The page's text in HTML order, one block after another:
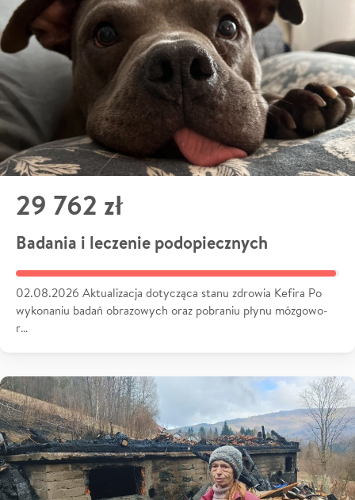
29 762 zł
Badania i leczenie podopiecznych
02.08.2026 Aktualizacja dotycząca stanu zdrowia Kefira Po
wykonaniu badań obrazowych oraz pobraniu płynu mózgowo-
r…